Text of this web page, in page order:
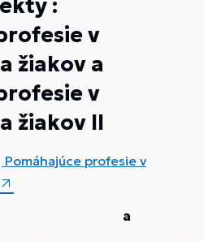
:
v
žiakov a
v
žiakov II
Pomáhajúce profesie v